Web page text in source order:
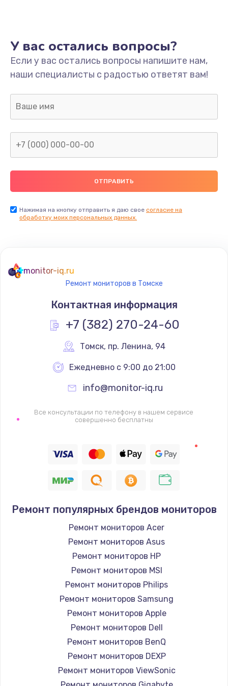
Заказать
Не включается
Нет звука
Не видит флешку
400 руб.
Заказать
Не сопряжается с устройством
900 руб.
Заказать
Помехи и искажение звука
900 руб.
1400 руб.
Заказать
Восстановление цепи питания, пайка
880 руб.
Программный ремонт/прошивка
Заказать
Замена Bluetooth/Wi-Fi модуля
800 руб.
Заказать
Замена картридера
890 руб.
У вас остались вопросы?
Если у вас остались вопросы напишите нам,
наши специалисты с радостью ответят вам!
Нажимая на кнопку отправить я даю свое согласие на
обработку моих персональных данных.
monitor-iq.ru
Ремонт мониторов в Томске
Контактная информация
+7 (382) 270-24-60
Томск, пр. Ленина, 94
Ежедневно с 9:00 до 21:00
info@monitor-iq.ru
Все консультации по телефону в нашем сервисе
совершенно бесплатны
Ремонт популярных брендов мониторов
Ремонт мониторов Acer
Ремонт мониторов Asus
Ремонт мониторов HP
Ремонт мониторов MSI
Ремонт мониторов Philips
Ремонт мониторов Samsung
Ремонт мониторов Apple
Ремонт мониторов Dell
Ремонт мониторов BenQ
Ремонт мониторов DEXP
Ремонт мониторов ViewSonic